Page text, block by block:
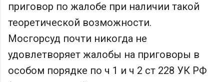
приговор по жалобе при наличии такой
теоретической возможности.
Мосгорсуд почти никогда не
удовлетворяет жалобы на приговоры в
особом порядке по ч 1 и ч 2 ст 228 УК РФ